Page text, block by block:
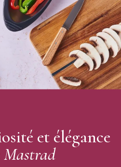
et élégance
Mastrad